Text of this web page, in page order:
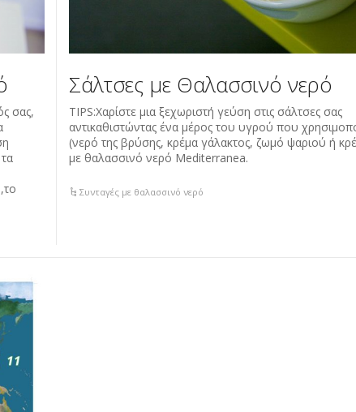
σας,
Σάλτσες με Θαλασσινό νερό
TIPS:Χαρίστε μια ξεχωριστή γεύση στις σάλτσες σας
αντικαθιστώντας ένα μέρος του υγρού που
(νερό της βρύσης, κρέμα γάλακτος, ζωμό ψαριού ή
με θαλασσινό νερό Μediterranea.
Συνταγές με θαλασσινό νερό